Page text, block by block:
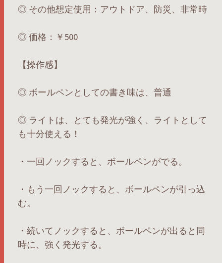
◎ その他想定使用：アウトドア、防災、非常時
◎ 価格：￥500
【操作感】
◎ ボールペンとしての書き味は、普通
◎ ライトは、とても発光が強く、ライトとして
も十分使える！
・一回ノックすると、ボールペンがでる。
・もう一回ノックすると、ボールペンが引っ込
む。
・続いてノックすると、ボールペンが出ると同
時に、強く発光する。